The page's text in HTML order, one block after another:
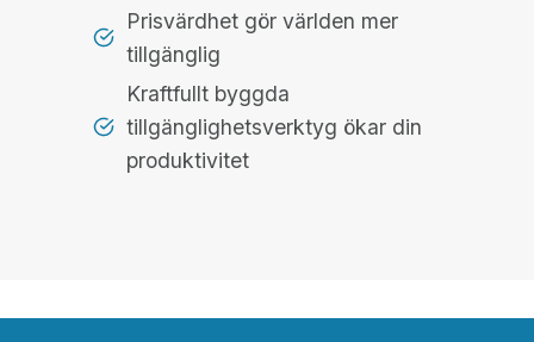
Prisvärdhet gör världen mer
tillgänglig
Kraftfullt byggda
tillgänglighetsverktyg ökar din
produktivitet